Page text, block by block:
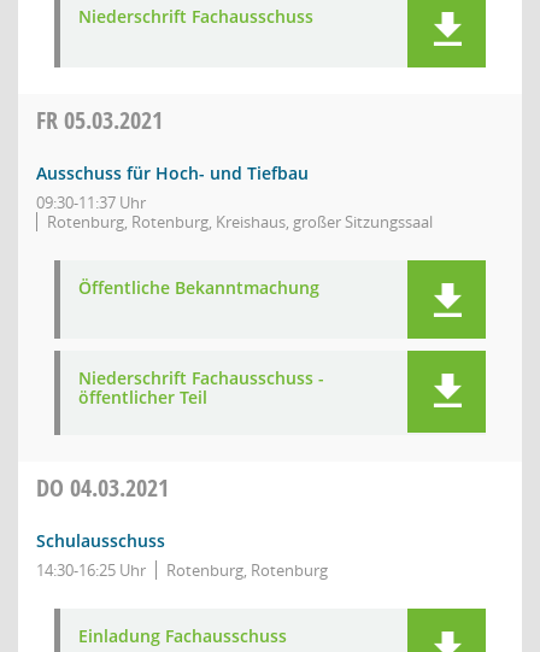
Niederschrift Fachausschuss
FR05.03.2021
Ausschuss für Hoch- und Tiefbau
09:30-11:37 Uhr
Rotenburg, Rotenburg, Kreishaus, großer Sitzungssaal
Öffentliche Bekanntmachung
Niederschrift Fachausschuss -
öffentlicher Teil
DO 04.03.2021
Schulausschuss
14:30-16:25 Uhr Rotenburg, Rotenburg
Einladung Fachausschuss